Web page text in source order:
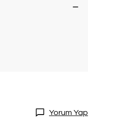
Yorum Yap